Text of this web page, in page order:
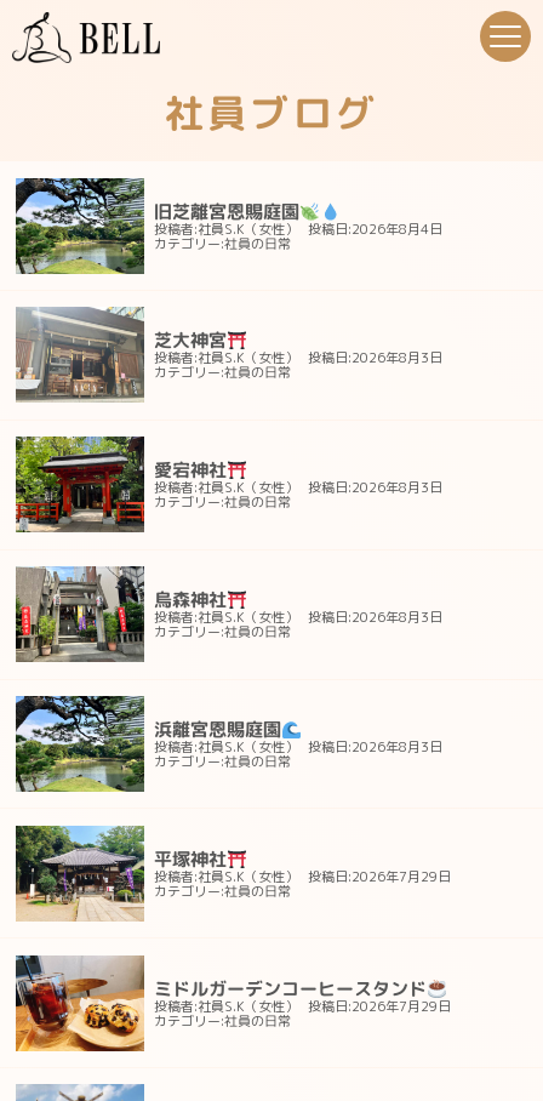
社員ブログ
旧芝離宮恩賜庭園
投稿者:社員S.K（女性） 投稿日:2026年8月4日
カテゴリー:社員の日常
芝大神宮
投稿者:社員S.K（女性） 投稿日:2026年8月3日
カテゴリー:社員の日常
愛宕神社
投稿者:社員S.K（女性） 投稿日:2026年8月3日
カテゴリー:社員の日常
烏森神社
投稿者:社員S.K（女性） 投稿日:2026年8月3日
カテゴリー:社員の日常
浜離宮恩賜庭園
投稿者:社員S.K（女性） 投稿日:2026年8月3日
カテゴリー:社員の日常
平塚神社
投稿者:社員S.K（女性） 投稿日:2026年7月29日
カテゴリー:社員の日常
ミドルガーデンコーヒースタンド
投稿者:社員S.K（女性） 投稿日:2026年7月29日
カテゴリー:社員の日常